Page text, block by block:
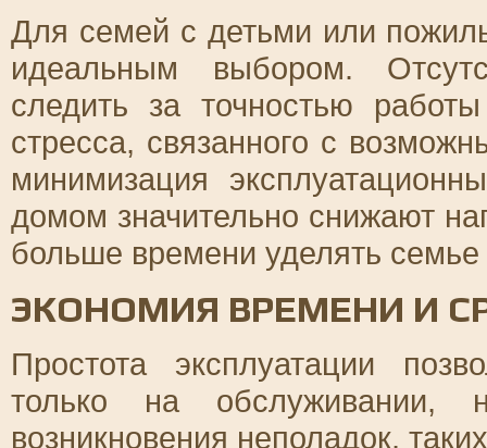
Для семей с детьми или
идеальным выбором.
следить за точностью
стресса, связанного с
минимизация
домом значительно снижают
больше времени уделять семье
ЭКОНОМИЯ ВРЕМЕНИ И
Простота эксплуатации
только на
возникновения неполадок,